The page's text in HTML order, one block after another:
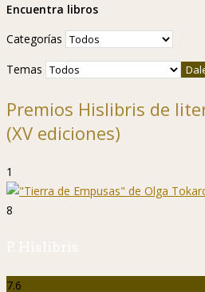
Encuentra libros
Categorías
Temas
Premios Hislibris de
(XV ediciones)
1
8
P. Hislibris
7.6